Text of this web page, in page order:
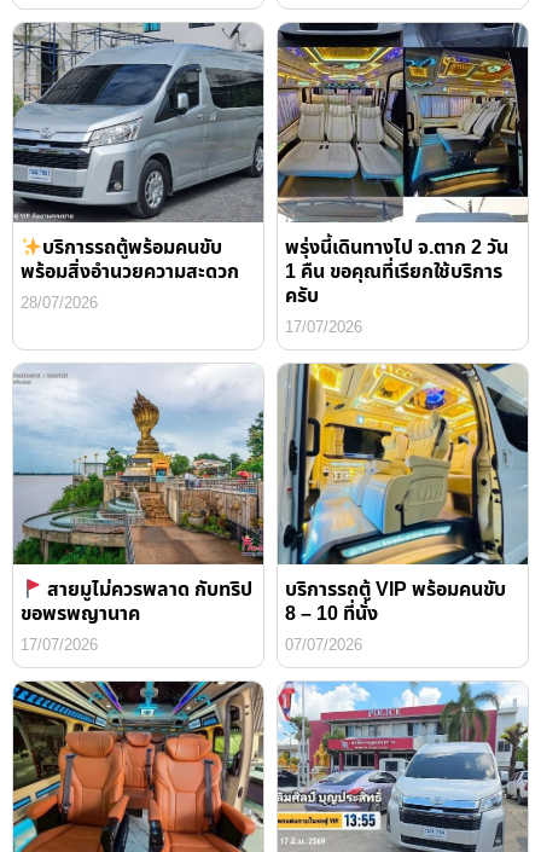
บริการรถตู้พร้อมคนขับ
พร้อมสิ่งอำนวยความสะดวก
28/07/2026
พรุ่งนี้เดินทางไป จ.ตาก 2 วัน
1 คืน ขอคุณที่เรียกใช้บริการ
ครับ
17/07/2026
สายมูไม่ควรพลาด กับทริป
ขอพรพญานาค
17/07/2026
บริการรถตู้ VIP พร้อมคนขับ
8 – 10 ที่นั่ง
07/07/2026